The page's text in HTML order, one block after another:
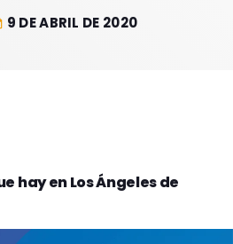
9 DE ABRIL DE 2020
hay en Los Ángeles de